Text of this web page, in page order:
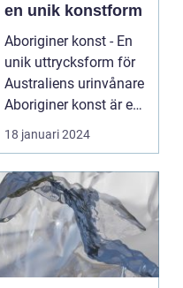
en unik konstform
Aboriginer konst - En
unik uttrycksform för
Australiens urinvånare
Aboriginer konst är en
konstform...
18 januari 2024